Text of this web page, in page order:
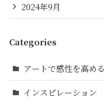
2024年9月
Categories
アートで感性を高める
インスピレーション